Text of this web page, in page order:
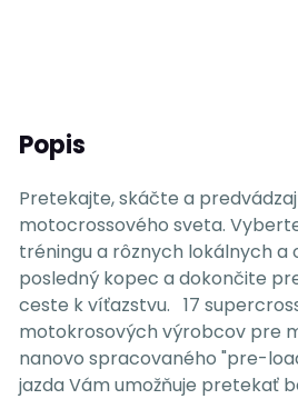
Popis
Pretekajte, skáčte a
motocrossového sveta.
tréningu a rôznych lokálnych a
posledný kopec a dokončite
ceste k víťazstvu. 17
motokrosových výrobcov pre
nanovo spracovaného "pre-
jazda Vám umožňuje pretekať